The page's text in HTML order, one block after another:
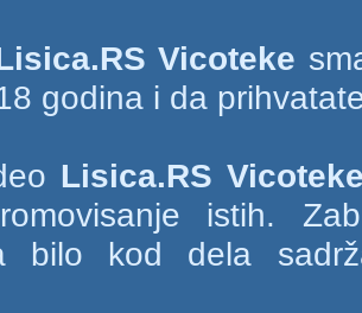
Vicoteke
godina i da
Lisica.RS
istih.
bilo kod dela